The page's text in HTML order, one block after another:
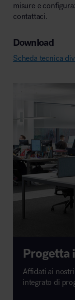
misure e
contattaci.
Download
Scheda tecnica
Progetta
Affidati ai
integrato di